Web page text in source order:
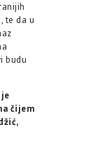
te da u
budu
čijem